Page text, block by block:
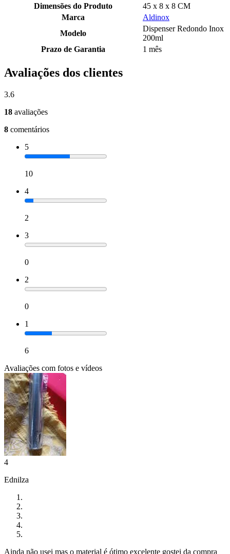
Dimensões do Produto
45 x 8 x 8 CM
Marca
Aldinox
Modelo
Dispenser Redondo Inox
200ml
Prazo de Garantia
1 mês
Avaliações dos clientes
3.6
18 avaliações
8 comentários
5
10
4
2
3
0
2
0
1
6
Avaliações com fotos e vídeos
4
Ednilza
Ainda não usei mas o material é ótimo excelente gostei da compra